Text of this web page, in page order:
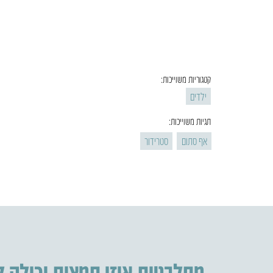
קטגוריות משוייכות:
ילדים
תגיות משוייכות:
אף סתום סטרידור